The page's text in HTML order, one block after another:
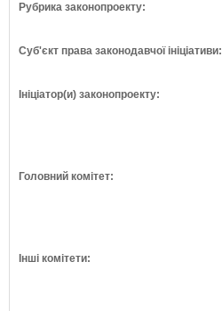
Рубрика законопроекту:
Суб'єкт права законодавчої ініціативи:
Ініціатор(и) законопроекту:
Головний комітет:
Інші комітети: